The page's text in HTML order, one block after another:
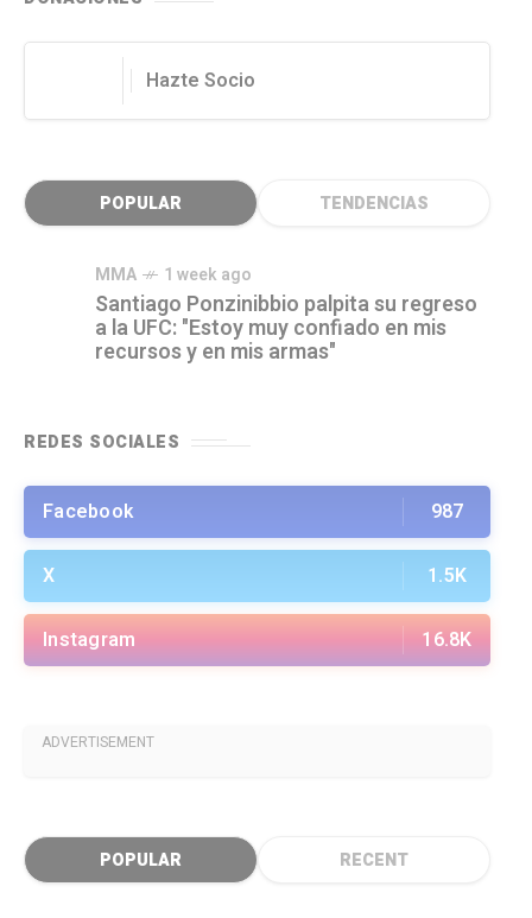
Hazte Socio
POPULAR TENDENCIAS
MMA 1 week ago
Santiago Ponzinibbio palpita su regreso
a la UFC: "Estoy muy confiado en mis
recursos y en mis armas"
REDES SOCIALES
Facebook 987
X 1.5K
Instagram 16.8K
ADVERTISEMENT
POPULAR RECENT